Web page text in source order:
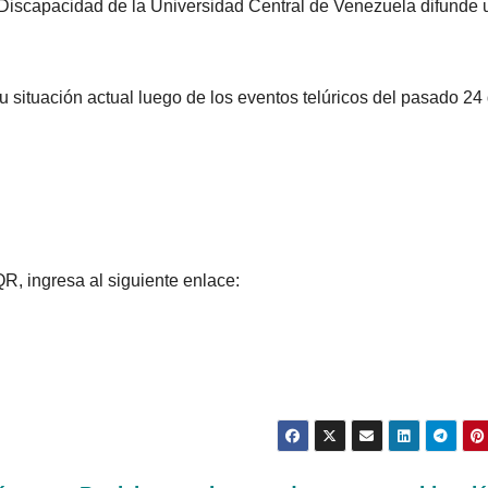
de la Universidad Central de Venezuela difunde
situación actual luego de los eventos telúricos del pasado 24
ingresa al siguiente enlace: